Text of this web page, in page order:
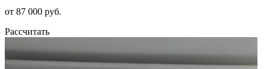
от 87 000 руб.
Рассчитать